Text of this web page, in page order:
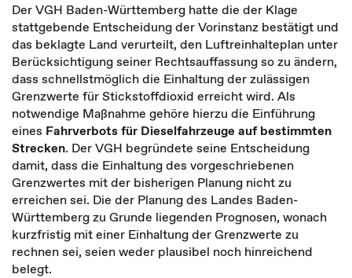
Der VGH Baden-Württemberg hatte die der Klage
stattgebende Entscheidung der Vorinstanz bestätigt und
das beklagte Land verurteilt, den Luftreinhalteplan unter
Berücksichtigung seiner Rechtsauffassung so zu ändern,
dass schnellstmöglich die Einhaltung der zulässigen
Grenzwerte für Stickstoffdioxid erreicht wird. Als
notwendige Maßnahme gehöre hierzu die Einführung
eines Fahrverbots für Dieselfahrzeuge auf bestimmten
Strecken. Der VGH begründete seine Entscheidung
damit, dass die Einhaltung des vorgeschriebenen
Grenzwertes mit der bisherigen Planung nicht zu
erreichen sei. Die der Planung des Landes Baden-
Württemberg zu Grunde liegenden Prognosen, wonach
kurzfristig mit einer Einhaltung der Grenzwerte zu
rechnen sei, seien weder plausibel noch hinreichend
belegt.